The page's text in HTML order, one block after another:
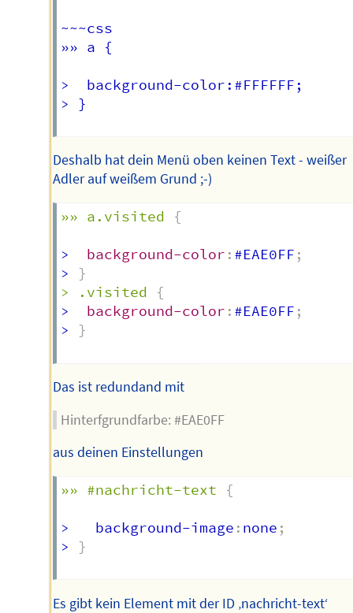
~~~css
»» a {
>  background-color:#FFFFFF;
> }
Deshalb hat dein Menü oben keinen Text - weißer
Adler auf weißem Grund ;-)
»» a.visited {
> background-color : #EAE0FF ;
>
}
> .visited
{
> background-color : #EAE0FF ;
>
}
Das ist redundand mit
Hinterfgrundfarbe: #EAE0FF
aus deinen Einstellungen
»» #nachricht-text {
>   background-image : none ;
>
}
Es gibt kein Element mit der ID ‚nachricht-text‘